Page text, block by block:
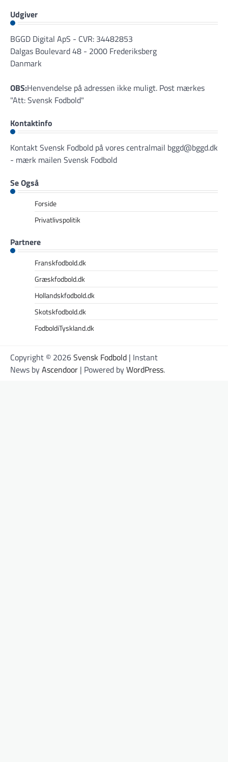
Udgiver
BGGD Digital ApS - CVR: 34482853
Dalgas Boulevard 48 - 2000 Frederiksberg
Danmark
OBS:Henvendelse på adressen ikke muligt. Post mærkes
"Att: Svensk Fodbold"
Kontaktinfo
Kontakt Svensk Fodbold på vores centralmail bggd@bggd.dk
- mærk mailen Svensk Fodbold
Se Også
Forside
Privatlivspolitik
Partnere
Franskfodbold.dk
Græskfodbold.dk
Hollandskfodbold.dk
Skotskfodbold.dk
FodboldiTyskland.dk
Copyright © 2026Svensk Fodbold | Instant
News byAscendoor | Powered byWordPress.